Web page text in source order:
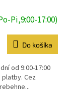
Pi,9:00-17:00)
Do košíka
od 9:00-17:00
Cez